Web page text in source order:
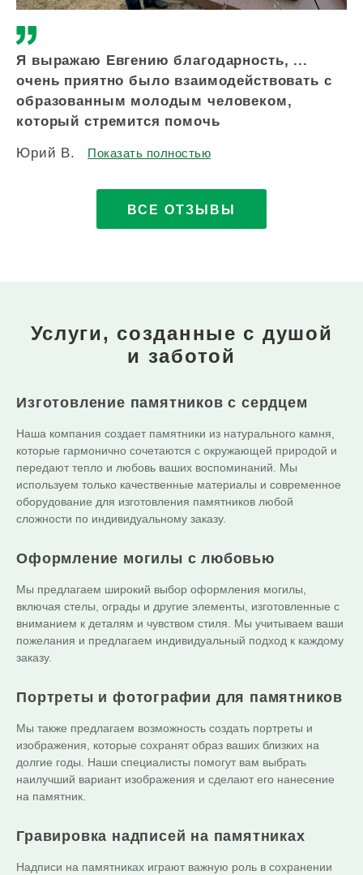
Я выражаю Евгению благодарность, ...
очень приятно было взаимодействовать с
образованным молодым человеком,
который стремится помочь
Юрий В. Показать полностью
ВСЕ ОТЗЫВЫ
Услуги, созданные с душой
и заботой
Изготовление памятников с сердцем
Наша компания создает памятники из натурального камня,
которые гармонично сочетаются с окружающей природой и
передают тепло и любовь ваших воспоминаний. Мы
используем только качественные материалы и современное
оборудование для изготовления памятников любой
сложности по индивидуальному заказу.
Оформление могилы с любовью
Мы предлагаем широкий выбор оформления могилы,
включая стелы, ограды и другие элементы, изготовленные с
вниманием к деталям и чувством стиля. Мы учитываем ваши
пожелания и предлагаем индивидуальный подход к каждому
заказу.
Портреты и фотографии для памятников
Мы также предлагаем возможность создать портреты и
изображения, которые сохранят образ ваших близких на
долгие годы. Наши специалисты помогут вам выбрать
наилучший вариант изображения и сделают его нанесение
на памятник.
Гравировка надписей на памятниках
Надписи на памятниках играют важную роль в сохранении